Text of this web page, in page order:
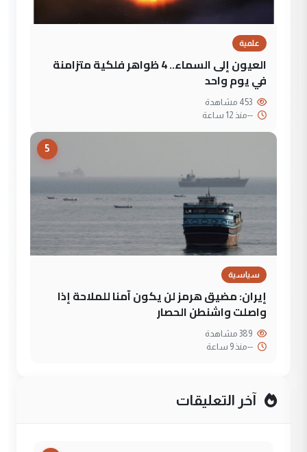
علمية
العيون إلى السماء.. 4 ظواهر فلكية متزامنة
في يوم واحد
--منذ 12 ساعة
5
سياسية
إيران: مضيق هرمز لن يكون آمنا للملاحة إذا
واصلت واشنطن الحصار
--منذ 9 ساعة
آخر التعليقات